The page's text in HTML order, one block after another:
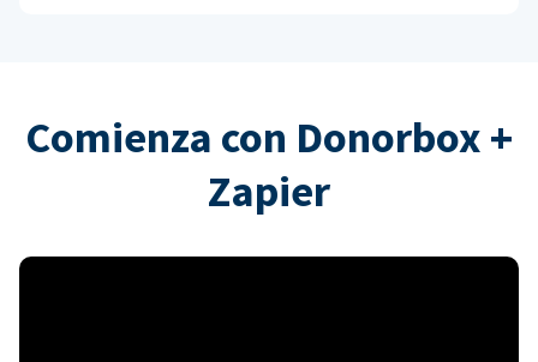
Comienza con Donorbox +
Zapier